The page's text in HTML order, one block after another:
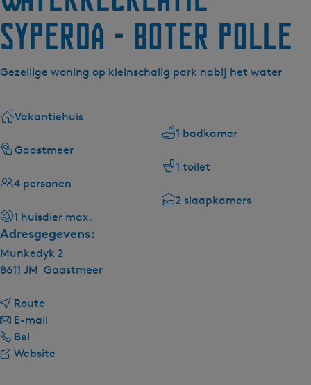
Syperda - Boter Polle
Gezellige woning op kleinschalig park nabij het water
Vakantiehuis
Gaastmeer
4 personen
1 huisdier max.
1 badkamer
1 toilet
2 slaapkamers
Adresgegevens:
Munkedyk 2
8611 JM Gaastmeer
Route
a
r
E-mail
a
Bel
a
Website